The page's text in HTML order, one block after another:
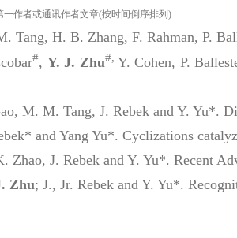
一作者或通讯作者文章(按时间倒序排列)
Tang, H. B. Zhang, F. Rahman, P.
#, Y. J. Zhu#, Y. Cohen, P.
M. M. Tang, J. Rebek and Y. Yu*.
and Yang Yu*. Cyclizations
Zhao, J. Rebek and Y. Yu*. Recent
Zhu; J., Jr. Rebek and Y. Yu*.